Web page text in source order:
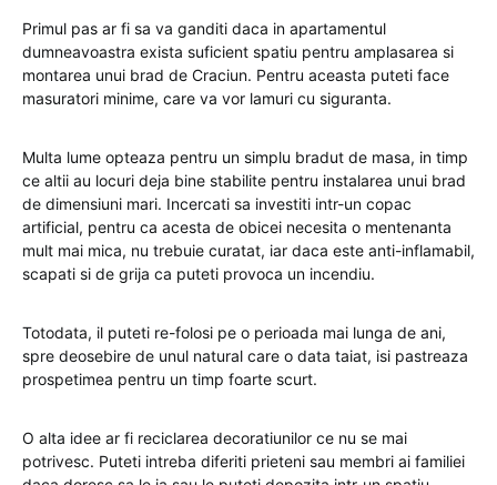
Primul pas ar fi sa va ganditi daca in apartamentul
dumneavoastra exista suficient spatiu pentru amplasarea si
montarea unui brad de Craciun. Pentru aceasta puteti face
masuratori minime, care va vor lamuri cu siguranta.
Multa lume opteaza pentru un simplu bradut de masa, in timp
ce altii au locuri deja bine stabilite pentru instalarea unui brad
de dimensiuni mari. Incercati sa investiti intr-un copac
artificial, pentru ca acesta de obicei necesita o mentenanta
mult mai mica, nu trebuie curatat, iar daca este anti-inflamabil,
scapati si de grija ca puteti provoca un incendiu.
Totodata, il puteti re-folosi pe o perioada mai lunga de ani,
spre deosebire de unul natural care o data taiat, isi pastreaza
prospetimea pentru un timp foarte scurt.
O alta idee ar fi reciclarea decoratiunilor ce nu se mai
potrivesc. Puteti intreba diferiti prieteni sau membri ai familiei